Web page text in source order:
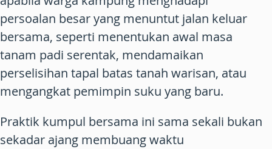
persoalan besar yang menuntut jalan keluar
bersama, seperti menentukan awal masa
tanam padi serentak, mendamaikan
perselisihan tapal batas tanah warisan, atau
mengangkat pemimpin suku yang baru.
Praktik kumpul bersama ini sama sekali bukan
sekadar ajang membuang waktu